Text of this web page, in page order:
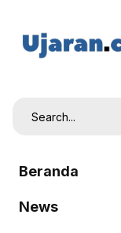
Beranda
News